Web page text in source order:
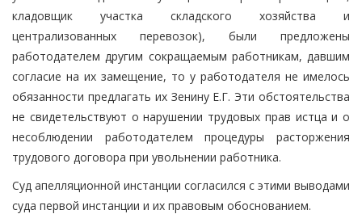
кладовщик участка складского хозяйства и
централизованных перевозок), были предложены
работодателем другим сокращаемым работникам, давшим
согласие на их замещение, то у работодателя не имелось
обязанности предлагать их Зенину Е.Г. Эти обстоятельства
не свидетельствуют о нарушении трудовых прав истца и о
несоблюдении работодателем процедуры расторжения
трудового договора при увольнении работника.
Суд апелляционной инстанции согласился с этими выводами
суда первой инстанции и их правовым обоснованием.